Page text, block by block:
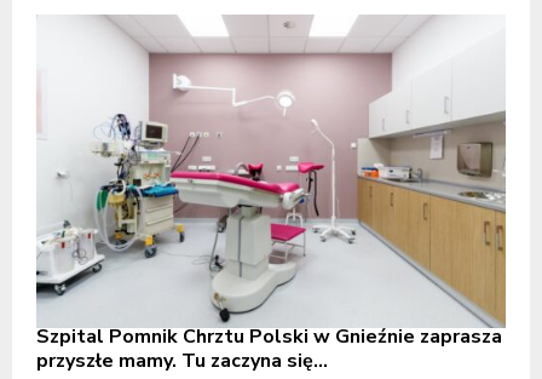
Szpital Pomnik Chrztu Polski w Gnieźnie zaprasza
przyszłe mamy. Tu zaczyna się...